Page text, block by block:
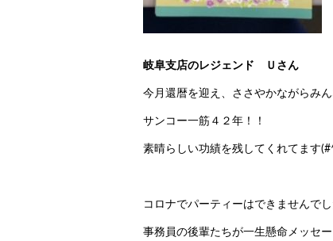
岐阜支店のレジェンド Ｕさん
今月還暦を迎え、ささやかながらみ
サンコー一筋４２年！！
素晴らしい功績を残してくれてます
コロナでパーティーはできませんでし
事務員の後輩たちが一生懸命メッセ